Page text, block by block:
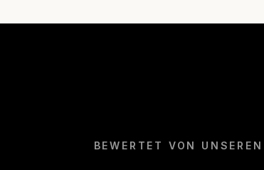
BEWERTET VON